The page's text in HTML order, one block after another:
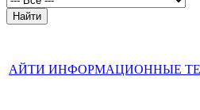
АЙТИ ИНФОРМАЦИОННЫЕ